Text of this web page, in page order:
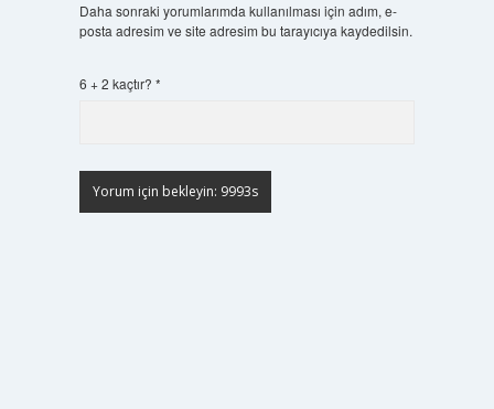
Daha sonraki yorumlarımda kullanılması için adım, e-
posta adresim ve site adresim bu tarayıcıya kaydedilsin.
6 + 2 kaçtır? *